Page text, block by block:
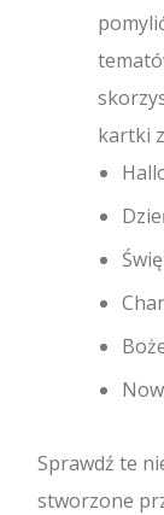
kartki
Sprawdź te
stworzone